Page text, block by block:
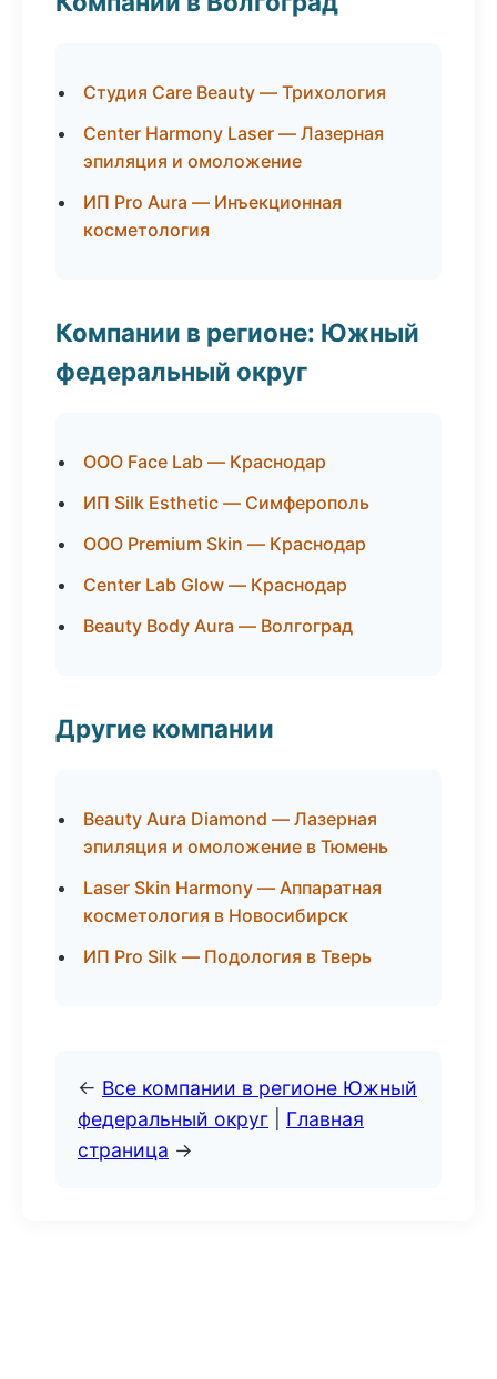
Студия Care Beauty — Трихология
Center Harmony Laser — Лазерная
эпиляция и омоложение
ИП Pro Aura — Инъекционная
косметология
Компании в регионе: Южный
федеральный округ
ООО Face Lab — Краснодар
ИП Silk Esthetic — Симферополь
ООО Premium Skin — Краснодар
Center Lab Glow — Краснодар
Beauty Body Aura — Волгоград
Другие компании
Beauty Aura Diamond — Лазерная
эпиляция и омоложение в Тюмень
Laser Skin Harmony — Аппаратная
косметология в Новосибирск
ИП Pro Silk — Подология в Тверь
← Все компании в регионе Южный
федеральный округ
Главная
страница →